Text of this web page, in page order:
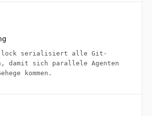
serialisiert alle Git-
damit sich parallele Agenten
kommen.